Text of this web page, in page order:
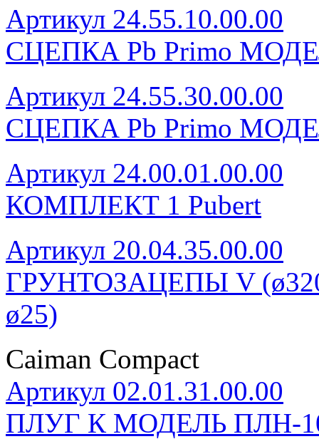
Артикул 24.55.10.00.00
СЦЕПКА Pb Primo
Артикул 24.55.30.00.00
СЦЕПКА Pb Primo
Артикул 24.00.01.00.00
КОМПЛЕКТ 1 Pubert
Артикул 20.04.35.00.00
ГРУНТОЗАЦЕПЫ V (ø320,
ø25)
Caiman Compact
Артикул 02.01.31.00.00
ПЛУГ К МОДЕЛЬ ПЛН-